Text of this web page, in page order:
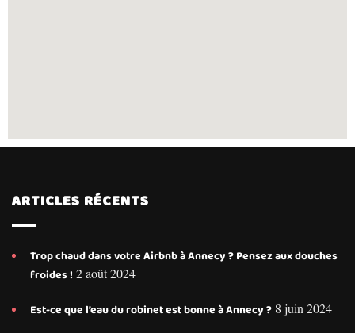
ARTICLES RÉCENTS
Trop chaud dans votre Airbnb à Annecy ? Pensez aux douches
froides ! 2 août 2024
Est-ce que l’eau du robinet est bonne à Annecy ? 8 juin 2024